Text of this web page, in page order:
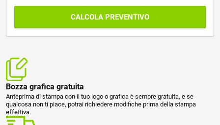
CALCOLA PREVENTIVO
Bozza grafica gratuita
Anteprima di stampa con il tuo logo o grafica è sempre gratuita, e se
qualcosa non ti piace, potrai richiedere modifiche prima della stampa
effettiva.